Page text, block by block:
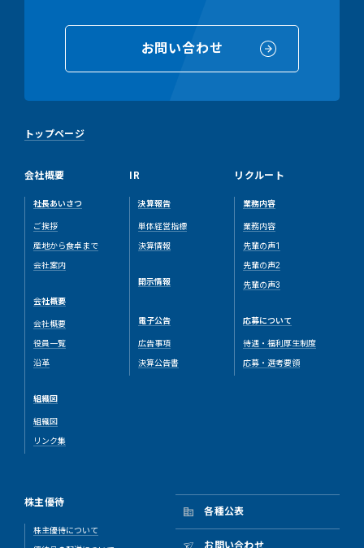
お問い合わせ
トップページ
会社概要
社長あいさつ
ご挨拶
産地から食卓まで
会社案内
会社概要
会社概要
役員一覧
沿革
組織図
組織図
リンク集
IR
決算報告
単体経営指標
決算情報
開示情報
電子公告
広告事項
決算公告書
リクルート
業務内容
業務内容
先輩の声1
先輩の声2
先輩の声3
応募について
待遇・福利厚生制度
応募・選考要領
株主優待
株主優待について
各種公表
お問い合わせ